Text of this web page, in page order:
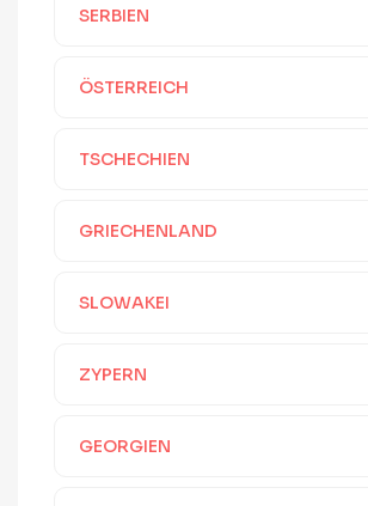
SERBIEN
ÖSTERREICH
TSCHECHIEN
GRIECHENLAND
SLOWAKEI
ZYPERN
GEORGIEN